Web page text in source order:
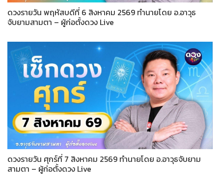
ดวงรายวัน พฤหัสบดีที่ 6 สิงหาคม 2569 ทำนายโดย อ.อาวุธ
จับยามสามตา – ผู้ก่อตั้งดวง Live
ดวงรายวัน ศุกร์ที่ 7 สิงหาคม 2569 ทำนายโดย อ.อาวุธจับยาม
สามตา – ผู้ก่อตั้งดวง Live